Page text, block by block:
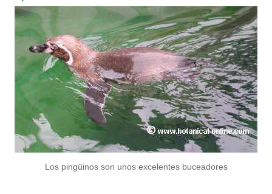
Los pingüinos son unos excelentes buceadores